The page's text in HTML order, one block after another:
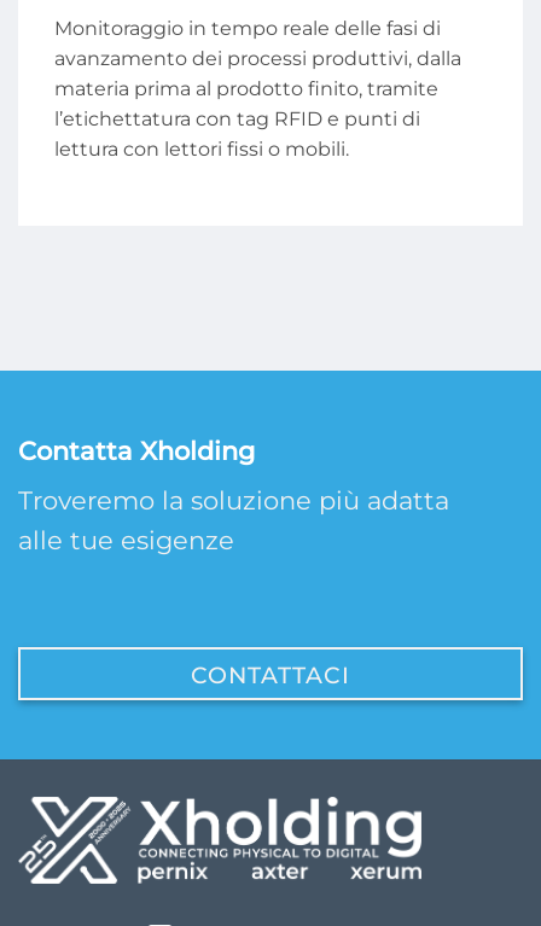
Monitoraggio in tempo reale delle fasi di
avanzamento dei processi produttivi, dalla
materia prima al prodotto finito, tramite
l’etichettatura con tag RFID e punti di
lettura con lettori fissi o mobili.
Contatta Xholding
Troveremo la soluzione più adatta
alle tue esigenze
CONTATTACI